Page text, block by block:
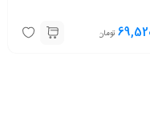
تومان